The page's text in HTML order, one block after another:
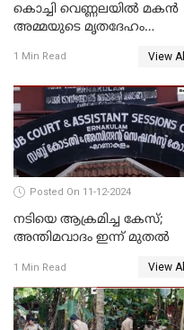
കൊച്ചി വെണ്ണലയില്‍ മകന്‍
അമ്മയുടെ മൃതദേഹം
1 Min Read View All
Posted On 11-12-2024
നടിയെ ആക്രമിച്ച കേസ്;
അന്തിമവാദം ഇന്ന് മുതല്‍
1 Min Read View All